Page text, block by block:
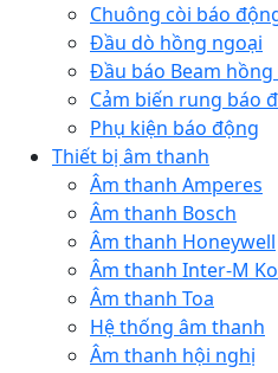
Chuông còi báo
Đầu dò hồng ngoại
Đầu báo Beam
Cảm biến rung báo
Phụ kiện báo động
Thiết bị âm thanh
Âm thanh Amperes
Âm thanh Bosch
Âm thanh Honeywell
Âm thanh Inter-M
Âm thanh Toa
Hệ thống âm thanh
Âm thanh hội nghị